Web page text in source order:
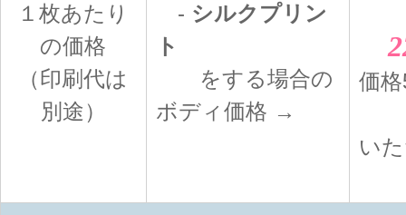
１枚あたり
の価格
（印刷代は
別途）
- シルクプリン
ト
をする場合の
ボディ価格 →
価
い